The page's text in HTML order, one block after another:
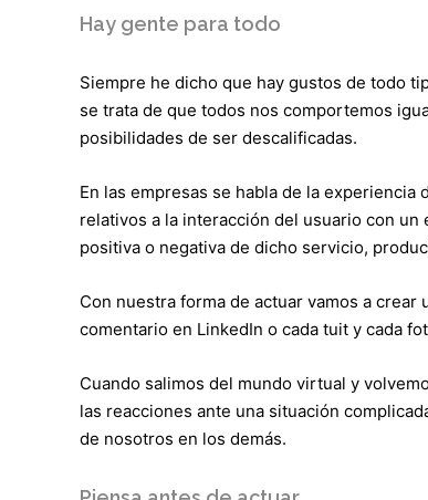
Hay gente para todo
Siempre he dicho que hay gustos de todo
se trata de que todos nos comportemos
posibilidades de ser descalificadas.
En las empresas se habla de la
relativos a la interacción del usuario con
positiva o negativa de dicho servicio,
Con nuestra forma de actuar vamos a
comentario en LinkedIn o cada tuit y cada
Cuando salimos del mundo virtual y
las reacciones ante una situación
de nosotros en los demás.